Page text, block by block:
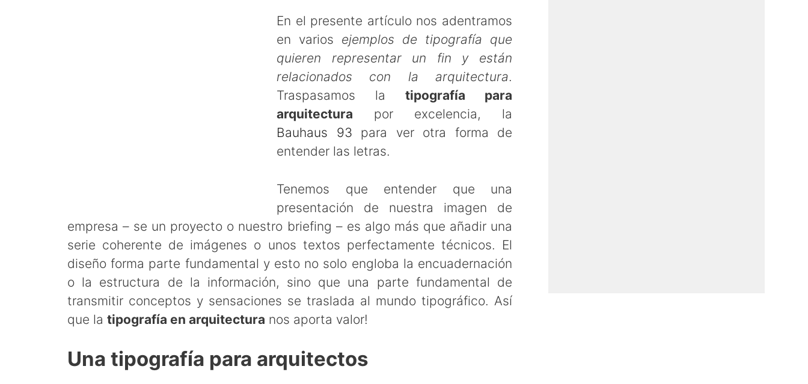
En el presente artículo nos adentramos
en varios ejemplos de tipografía que
quieren representar un fin y están
relacionados con la arquitectura.
Traspasamos la tipografía para
arquitectura por excelencia, la
Bauhaus 93 para ver otra forma de
entender las letras.
Tenemos que entender que una
presentación de nuestra imagen de
empresa – se un proyecto o nuestro briefing – es algo más que añadir una
serie coherente de imágenes o unos textos perfectamente técnicos. El
diseño forma parte fundamental y esto no solo engloba la encuadernación
o la estructura de la información, sino que una parte fundamental de
transmitir conceptos y sensaciones se traslada al mundo tipográfico. Así
que la tipografía en arquitectura nos aporta valor!
Una tipografía para arquitectos